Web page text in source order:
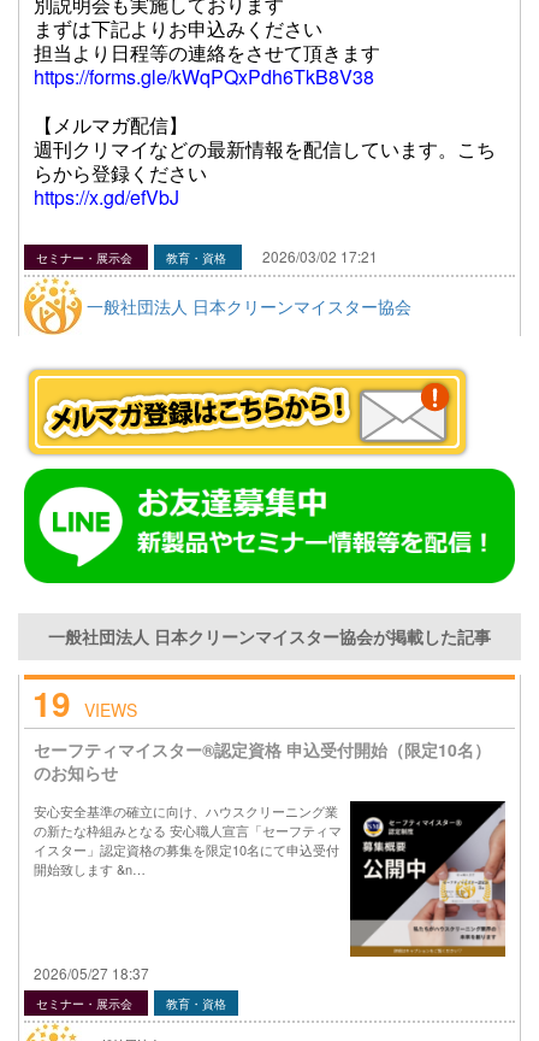
まずは下記よりお申込みください
担当より日程等の連絡をさせて頂きます
https://forms.gle/kWqPQxPdh6TkB8V38
【メルマガ配信】
週刊クリマイなどの最新情報を配信しています。 こち
らから登録ください
https://x.gd/efVbJ
セミナー・展示会 教育・資格 2026/03/02 17:21
一般社団法人 日本クリーンマイスター協会
一般社団法人 日本クリーンマイスター協会が掲載した記事
19 VIEWS
セーフティマイスター®認定資格 申込受付開始（限定10名）
のお知らせ
安心安全基準の確立に向け、ハウスクリーニング業
の新たな枠組みとなる 安心職人宣言「セーフティマ
イスター」認定資格の募集を限定10名にて申込受付
開始致します &n…
2026/05/27 18:37
セミナー・展示会 教育・資格